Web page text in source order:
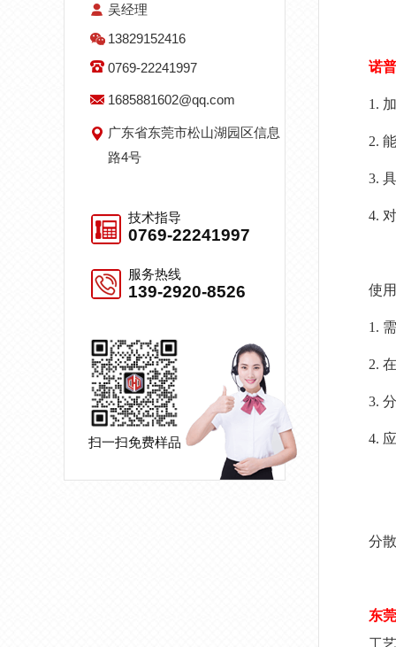
吴经理
13829152416
0769-22241997
1685881602@qq.com
广东省东莞市松山湖园区信息
路4号
技术指导
0769-22241997
服务热线
139-2920-8526
扫一扫免费样品
诺
1.
2.
3.
4.
使用
1.
2.
3.
4.
分
东
工